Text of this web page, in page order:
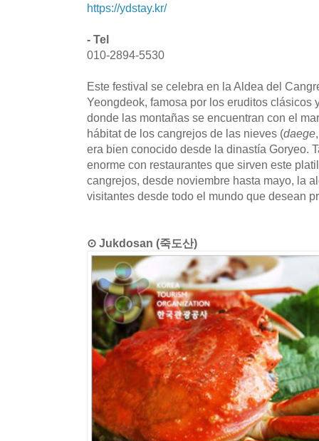
https://ydstay.kr/
- Tel
010-2894-5530
Este festival se celebra en la Aldea del
Yeongdeok, famosa por los eruditos clásicos
donde las montañas se encuentran con el
hábitat de los cangrejos de las nieves (daege
era bien conocido desde la dinastía Goryeo.
enorme con restaurantes que sirven este
cangrejos, desde noviembre hasta mayo, la
visitantes desde todo el mundo que desean
⊙ Jukdosan (죽도산)